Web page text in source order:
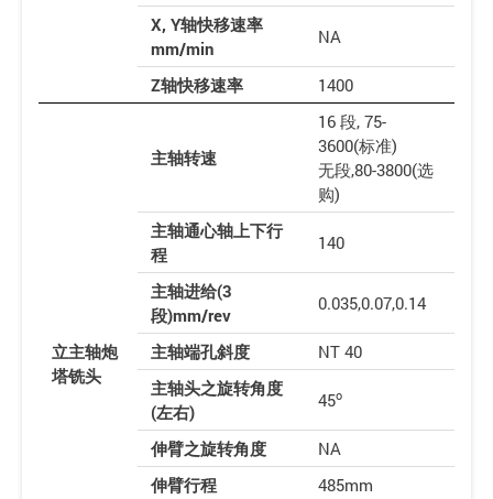
X, Y轴快移速率
mm/min
NA
Z轴快移速率 1400
立主轴炮
塔铣头
主轴转速
16 段, 75-
3600(标准)
无段,80-3800(选
购)
主轴通心轴上下行
程
140
主轴进给(3
段)mm/rev
0.035,0.07,0.14
主轴端孔斜度
NT 40
主轴头之旋转角度
(左右)
45o
伸臂之旋转角度
NA
伸臂行程
485mm